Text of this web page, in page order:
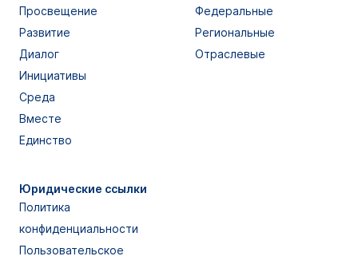
Просвещение
Развитие
Диалог
Инициативы
Среда
Вместе
Единство
Федеральные
Региональные
Отраслевые
Юридические ссылки
Политика
конфиденциальности
Пользовательское